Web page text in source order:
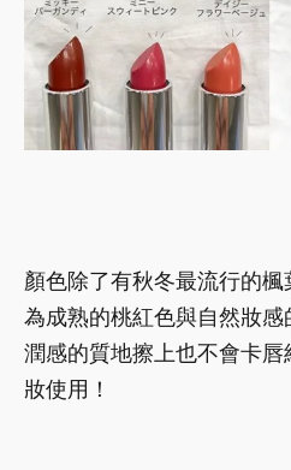
顏色除了有秋冬最流行的
為成熟的桃紅色與自然妝
潤感的質地擦上也不會卡
妝使用！